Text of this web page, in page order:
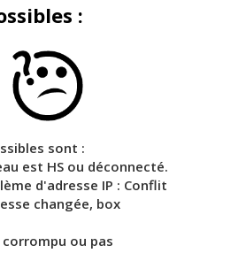
:
sont :
est HS ou déconnecté.
d'adresse IP : Conflit
changée, box
ou pas